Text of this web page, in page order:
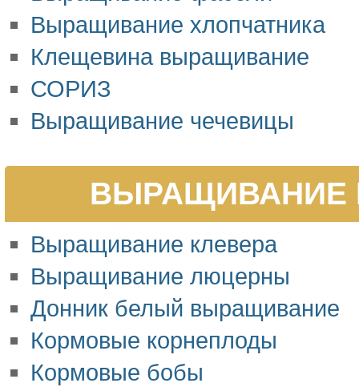
Выращивание хлопчатника
Клещевина выращивание
СОРИЗ
Выращивание чечевицы
ВЫРАЩИВАНИЕ
Выращивание клевера
Выращивание люцерны
Донник белый выращивание
Кормовые корнеплоды
Кормовые бобы